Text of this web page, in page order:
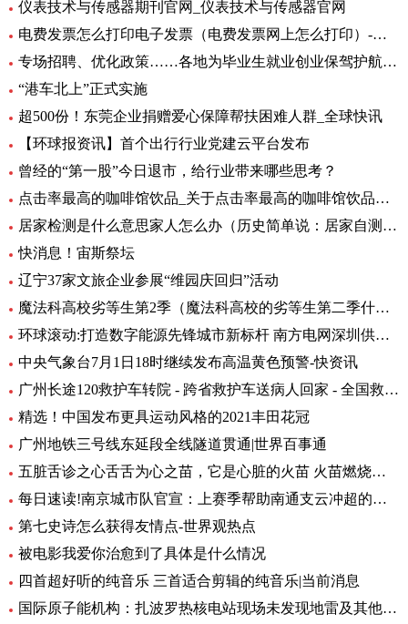
仪表技术与传感器期刊官网_仪表技术与传感器官网
电费发票怎么打印电子发票（电费发票网上怎么打印）-环球报资讯
专场招聘、优化政策……各地为毕业生就业创业保驾护航 环球观天下
“港车北上”正式实施
超500份！东莞企业捐赠爱心保障帮扶困难人群_全球快讯
【环球报资讯】首个出行行业党建云平台发布
曾经的“第一股”今日退市，给行业带来哪些思考？
点击率最高的咖啡馆饮品_关于点击率最高的咖啡馆饮品介绍
居家检测是什么意思家人怎么办（历史简单说：居家自测阳性怎么办专家解答） 全球快资讯
快消息！宙斯祭坛
辽宁37家文旅企业参展“维园庆回归”活动
魔法科高校劣等生第2季（魔法科高校的劣等生第二季什么时候出）_环球热头条
环球滚动:打造数字能源先锋城市新标杆 南方电网深圳供电局主题展厅亮相数能展
中央气象台7月1日18时继续发布高温黄色预警-快资讯
广州长途120救护车转院 - 跨省救护车送病人回家 - 全国救护团队_快资讯
精选！中国发布更具运动风格的2021丰田花冠
广州地铁三号线东延段全线隧道贯通|世界百事通
五脏舌诊之心舌舌为心之苗，它是心脏的火苗 火苗燃烧的时候，你会发
每日速读!南京城市队官宣：上赛季帮助南通支云冲超的特拉奥雷加盟
第七史诗怎么获得友情点-世界观热点
被电影我爱你治愈到了具体是什么情况
四首超好听的纯音乐 三首适合剪辑的纯音乐|当前消息
国际原子能机构：扎波罗热核电站现场未发现地雷及其他爆炸物